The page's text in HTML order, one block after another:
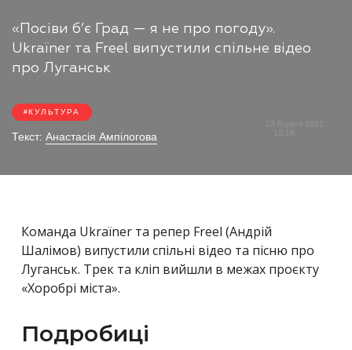
«Посіви б’є Град — я не про погоду».
Ukraїner та Freel випустили спільне відео
про Луганськ
КУЛЬТУРА
Текст: Анастасія Ампілогова
23 Грудня 2022
Команда Ukraїner та репер Freel (Андрій
Шалімов) випустили спільні відео та пісню про
Луганськ. Трек та кліп вийшли в межах проєкту
«Хоробрі міста».
Подробиці